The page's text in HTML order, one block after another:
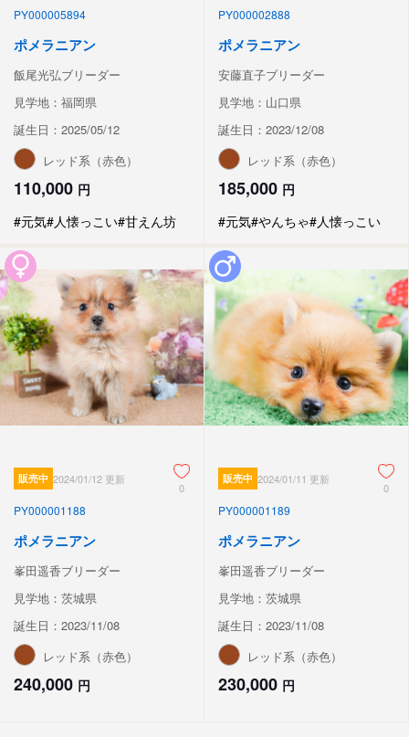
PY000005894
ポメラニアン
飯尾光弘ブリーダー
見学地：福岡県
誕生日：2025/05/12
レッド系（赤色）
110,000 円
#元気#人懐っこい#甘えん坊
PY000002888
ポメラニアン
安藤直子ブリーダー
見学地：山口県
誕生日：2023/12/08
レッド系（赤色）
185,000 円
#元気#やんちゃ#人懐っこい
販売中 2024/01/12 更新
0
PY000001188
ポメラニアン
峯田遥香ブリーダー
見学地：茨城県
誕生日：2023/11/08
レッド系（赤色）
240,000 円
販売中 2024/01/11 更新
0
PY000001189
ポメラニアン
峯田遥香ブリーダー
見学地：茨城県
誕生日：2023/11/08
レッド系（赤色）
230,000 円